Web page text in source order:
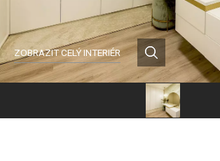
ZOBRAZIT CELÝ INTERIÉR